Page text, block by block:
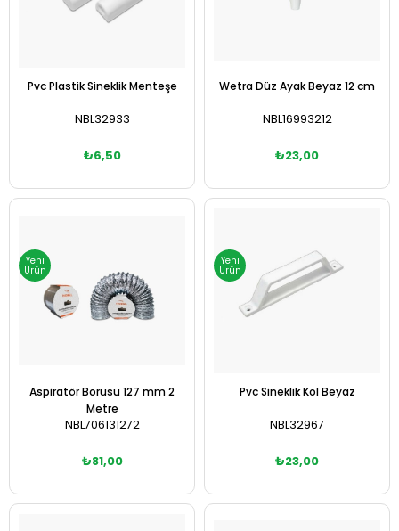
Pvc Plastik Sineklik Menteşe
NBL32933
₺6,50
Wetra Düz Ayak Beyaz 12 cm
NBL16993212
₺23,00
Aspiratör Borusu 127 mm 2
Metre
NBL706131272
₺81,00
Yeni
Ürün
Pvc Sineklik Kol Beyaz
NBL32967
₺23,00
Yeni
Ürün